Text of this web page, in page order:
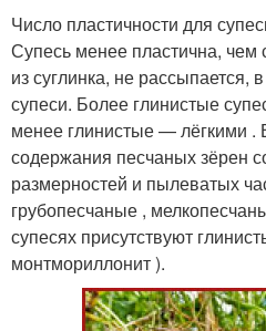
Число пластичности для
Супесь менее пластична, чем
из суглинка, не рассыпается,
супеси. Более глинистые
менее глинистые — лёгкими .
содержания песчаных зёрен
размерностей и пылеватых
грубопесчаные ,
супесях присутствуют
монтмориллонит ).